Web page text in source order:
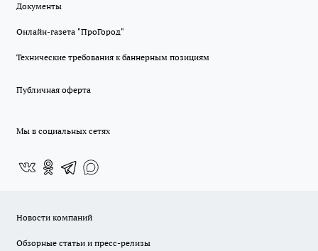
Документы
Онлайн-газета "ПроГород"
Технические требования к баннерным позициям
Публичная оферта
Мы в социальных сетях
Новости компаний
Обзорные статьи и пресс-релизы